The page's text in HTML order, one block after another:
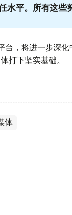
水平。所有这些
，将进一步深
打下坚实基础。
体